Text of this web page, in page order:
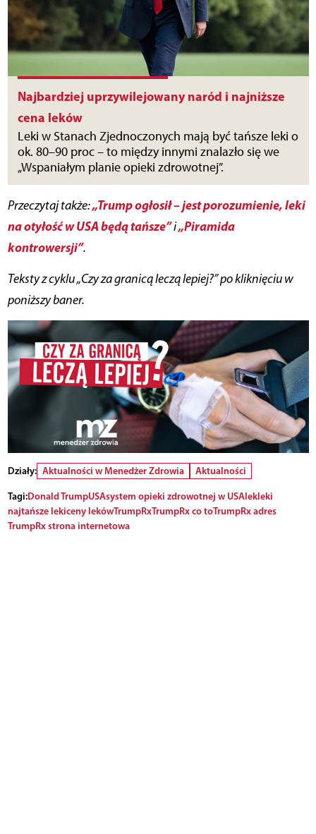
Najbardziej uprzywilejowany naród i najniższe
cena leków
Leki w Stanach Zjednoczonych mają być tańsze leki o
ok. 80–90 proc – to między innymi znalazło się we
„Wspaniałym planie opieki zdrowotnej”.
Przeczytaj także:„Trump ogłosił – jest porozumienie, leki
na otyłość w USA będą tańsze”i„Piramida
kontrowersji”.
Tekstyz cyklu „Czy za granicą leczą lepiej?” po kliknięciu w
poniższy baner.
Działy: Aktualności w Menedżer Zdrowia
Aktualności
Tagi:Donald TrumpUSAsystem opieki zdrowotnej w USAlekleki
najtańsze lekiceny lekówTrumpRxTrumpRx co toTrumpRx adres
TrumpRx strona internetowa